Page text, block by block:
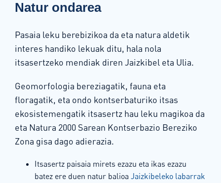
Natur ondarea
Pasaia leku berebizikoa da eta natura aldetik
interes handiko lekuak ditu, hala nola
itsasertzeko mendiak diren Jaizkibel eta Ulia.
Geomorfologia bereziagatik, fauna eta
floragatik, eta ondo kontserbaturiko itsas
ekosistemengatik itsasertz hau leku magikoa da
eta Natura 2000 Sarean Kontserbazio Bereziko
Zona gisa dago adierazia.
Itsasertz paisaia mirets ezazu eta ikas ezazu
batez ere duen natur balioa Jaizkibeleko labarrak